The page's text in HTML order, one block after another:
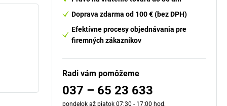
Doprava zdarma od 100 € (bez DPH)
Efektívne procesy objednávania pre
firemných zákazníkov
Radi vám pomôžeme
037 – 65 23 633
pondelok až piatok 07:30 - 17:00 hod.